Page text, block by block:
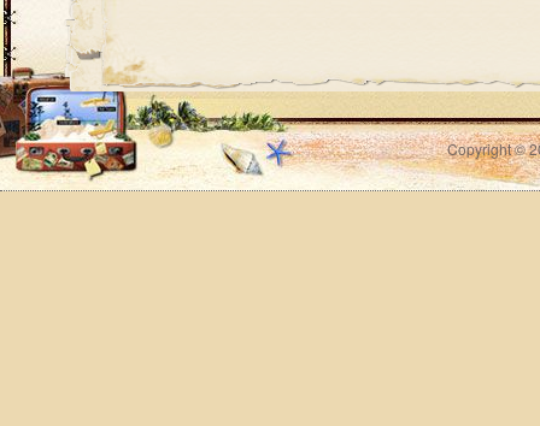
Copyright ©